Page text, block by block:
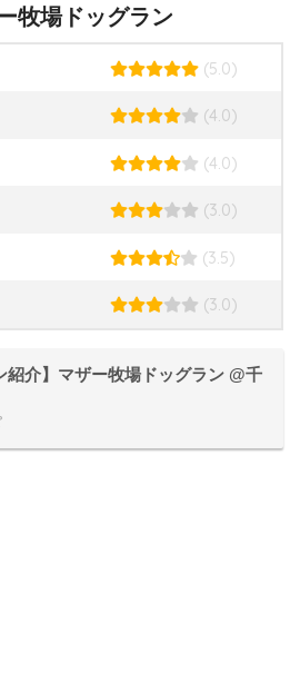
牧場ドッグラン
(5.0)
(4.0)
(4.0)
(3.0)
(3.5)
(3.0)
紹介】マザー牧場ドッグラン @千